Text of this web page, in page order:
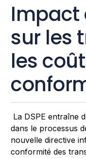
Impact
sur les
les
La DSPE entraîne
dans le processus
nouvelle directive
conformité des